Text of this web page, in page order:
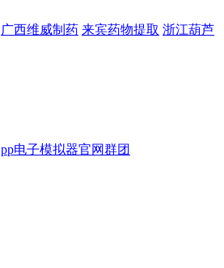
广西维威制药 来宾药物提取 浙江葫芦
pp电子模拟器官网群团